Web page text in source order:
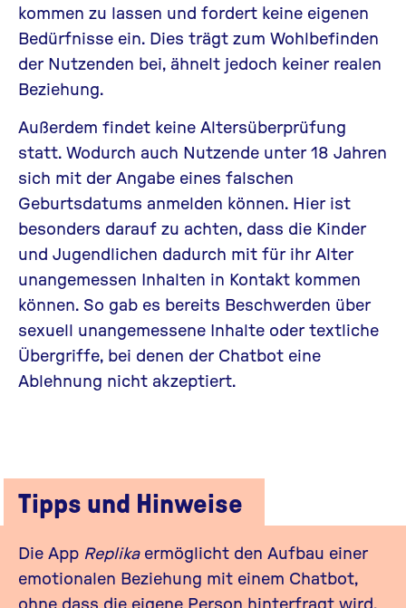
kommen zu lassen und fordert keine eigenen
Bedürfnisse ein. Dies trägt zum Wohlbefinden
der Nutzenden bei, ähnelt jedoch keiner realen
Beziehung.
Außerdem findet keine Altersüberprüfung
statt. Wodurch auch Nutzende unter 18 Jahren
sich mit der Angabe eines falschen
Geburtsdatums anmelden können. Hier ist
besonders darauf zu achten, dass die Kinder
und Jugendlichen dadurch mit für ihr Alter
unangemessen Inhalten in Kontakt kommen
können. So gab es bereits Beschwerden über
sexuell unangemessene Inhalte oder textliche
Übergriffe, bei denen der Chatbot eine
Ablehnung nicht akzeptiert.
Tipps und Hinweise
Die App Replikaermöglicht den Aufbau einer
emotionalen Beziehung mit einem Chatbot,
ohne dass die eigene Person hinterfragt wird.